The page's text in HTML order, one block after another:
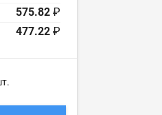
575.82 ₽
477.22 ₽